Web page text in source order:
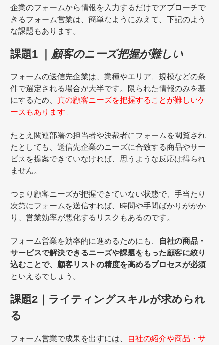
企業のフォームから情報を入力するだけでアプローチで
きるフォーム営業は、簡単なようにみえて、下記のよう
な課題もあります。
課題1 ｜ 顧客のニーズ把握が難しい
フォームの送信先企業は、業種やエリア、規模などの条
件で選定される場合が大半です。限られた情報のみを基
にするため、 真の顧客ニーズを把握することが難しいケ
ースもあります。
たとえ関連部署の担当者や決裁者にフォームを閲覧され
たとしても、送信先企業のニーズに合致する商品やサー
ビスを提案できていなければ、思うような反応は得られ
ません。
つまり顧客ニーズが把握できていない状態で、手当たり
次第にフォームを送信すれば、時間や手間ばかりがかか
り、営業効率が悪化するリスクもあるのです。
フォーム営業を効率的に進めるためにも、
自社の商品・
サービスで解決できるニーズや課題をもった顧客に絞り
込むことで、顧客リストの精度を高めるプロセスが必須
といえるでしょう。
課題2｜ライティングスキルが求められ
る
フォーム営業で成果を出すには、
自社の紹介や商品・サ